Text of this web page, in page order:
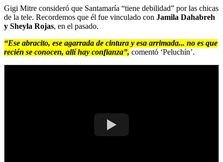
Gigi Mitre consideró que Santamaría “tiene debilidad” por las chicas
de la tele. Recordemos que él fue vinculado con Jamila Dahabreh
y Sheyla Rojas, en el pasado.
“Ese abracito, ese agarrada de cintura y esa arrimada... no es que
recién se conocen, allí hay confianza”, comentó ‘Peluchín’.